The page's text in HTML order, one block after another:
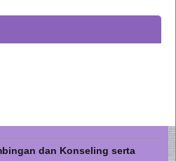
dan Konseling serta